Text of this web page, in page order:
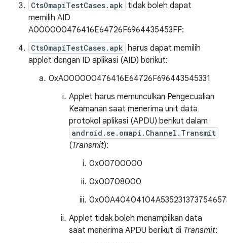
CtsOmapiTestCases.apk tidak boleh dapat
memilih AID
A000000476416E64726F6964435453FF:
CtsOmapiTestCases.apk harus dapat memilih
applet dengan ID aplikasi (AID) berikut:
0xA000000476416E64726F696443545331
Applet harus memunculkan Pengecualian
Keamanan saat menerima unit data
protokol aplikasi (APDU) berikut dalam
android.se.omapi.Channel.Transmit
(Transmit):
0x00700000
0x00708000
Applet tidak boleh menampilkan data
saat menerima APDU berikut di Transmit: